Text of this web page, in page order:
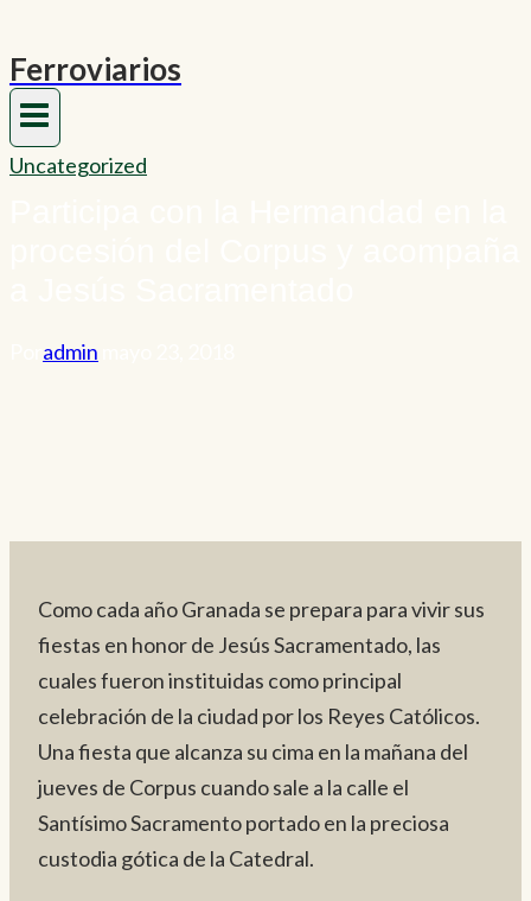
Ferroviarios
Uncategorized
admin
Como cada año Granada se prepara para vivir sus
fiestas en honor de Jesús Sacramentado, las
cuales fueron instituidas como principal
celebración de la ciudad por los Reyes Católicos.
Una fiesta que alcanza su cima en la mañana del
jueves de Corpus cuando sale a la calle el
Santísimo Sacramento portado en la preciosa
custodia gótica de la Catedral.